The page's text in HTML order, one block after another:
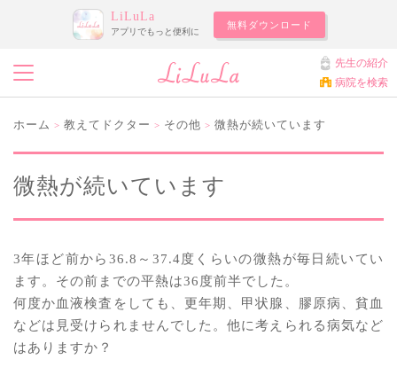
LiLuLa
アプリでもっと便利に
無料ダウンロード
先生の紹介
病院を検索
ホーム > 教えてドクター > その他 > 微熱が続いています
微熱が続いています
3年ほど前から36.8～37.4度くらいの微熱が毎日続いてい
ます。その前までの平熱は36度前半でした。
何度か血液検査をしても、更年期、甲状腺、膠原病、貧血
などは見受けられませんでした。他に考えられる病気など
はありますか？